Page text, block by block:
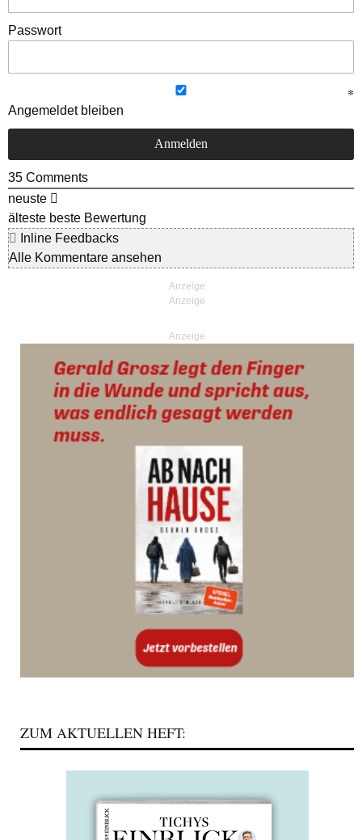
Passwort
Angemeldet bleiben
35 Comments
neuste
älteste beste Bewertung
Inline Feedbacks
Alle Kommentare ansehen
Anzeige
ZUM AKTUELLEN HEFT: